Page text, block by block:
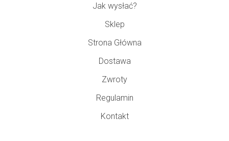
Jak wysłać?
Sklep
Strona Główna
Dostawa
Zwroty
Regulamin
Kontakt